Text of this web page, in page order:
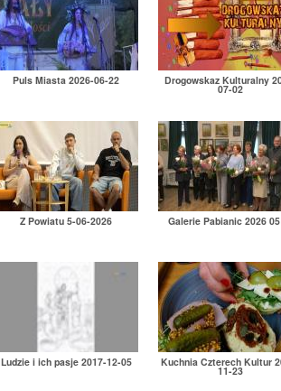
Puls Miasta 2026-06-22 Drogowskaz Kulturalny
07-02
Z Powiatu 5-06-2026 Galerie Pabianic 2026 05
Ludzie i ich pasje 2017-12-05 Kuchnia Czterech Kultur
11-23